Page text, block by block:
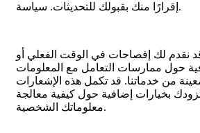
إقرارًا منك بقبولك للتحديثات. سياسة.
نقدم لك إفصاحات في الوقت الفعلي أو
حول ممارسات التعامل مع المعلومات
من خدماتنا. قد تكمل هذه الإشعارات
بخيارات إضافية حول كيفية معالجة
معلوماتك الشخصية.